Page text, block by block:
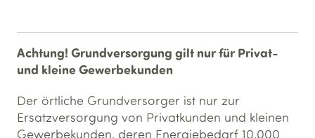
Achtung! Grundversorgung gilt nur für Privat-
und kleine Gewerbekunden
Der örtliche Grundversorger ist nur zur
Ersatzversorgung von Privatkunden und kleinen
Gewerbekunden, deren Energiebedarf 10.000